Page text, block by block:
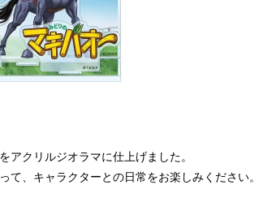
アクリルジオラマに仕上げました。
て、キャラクターとの日常をお楽しみください。